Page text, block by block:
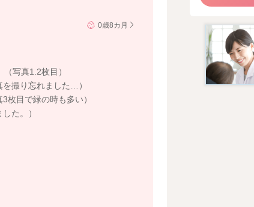
0歳8カ月
写真1.2枚目）
撮り忘れました…）
枚目で緑の時も多い）
した。）